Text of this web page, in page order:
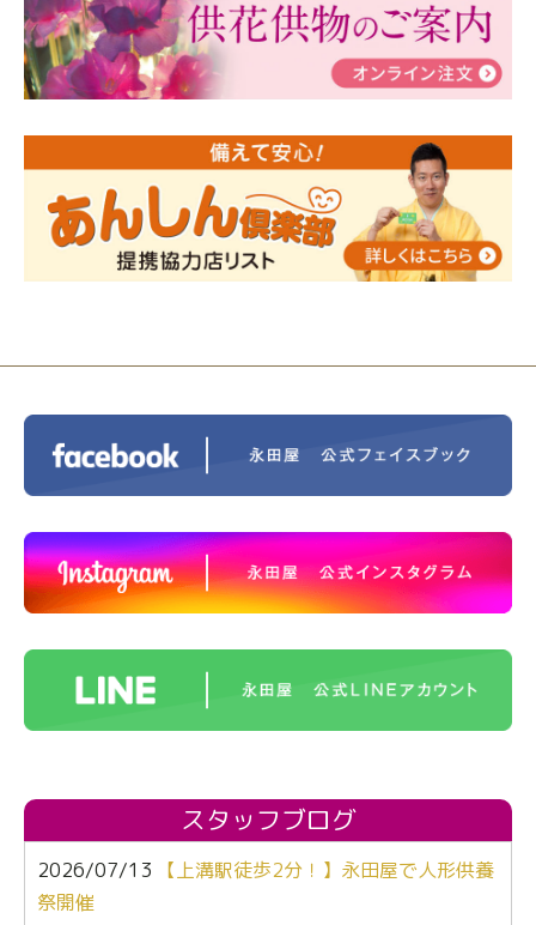
瀬 ご参加ありがとうございました！
2024/01/19令和6年能登半島地震災害の寄付のご報
告
人形供養 寄付のご報告
2023/12/16終活なるほど教室＠小さな家族葬ハウ
ス®上鶴間 エンディングノートを書いてみよう！
2023/11/29 永田屋創業110周年記念式典 レンブラ
ントホテル東京町田
スタッフブログ
2026/07/13
【上溝駅徒歩2分！】永田屋で人形供養
祭開催